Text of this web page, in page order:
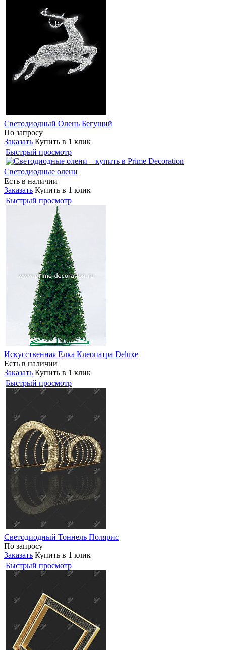
Светодиодный Олень Бегущий
По запросу
Заказать Купить в 1 клик
Быстрый просмотр
Светодиодные олени
Есть в наличии
Заказать Купить в 1 клик
Быстрый просмотр
Искусственная Елка Клеопатра Deluxe
Есть в наличии
Заказать Купить в 1 клик
Быстрый просмотр
Светодиодный Тоннель Полярис
По запросу
Заказать Купить в 1 клик
Быстрый просмотр